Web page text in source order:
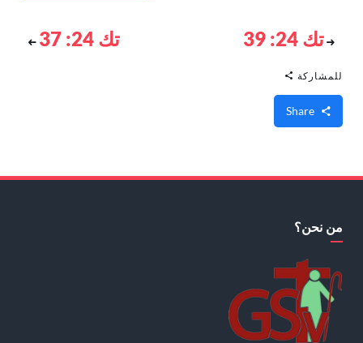
تك 24: 39 تك 24: 37
للمشاركة
من نحن؟